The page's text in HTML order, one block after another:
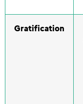
Gratification